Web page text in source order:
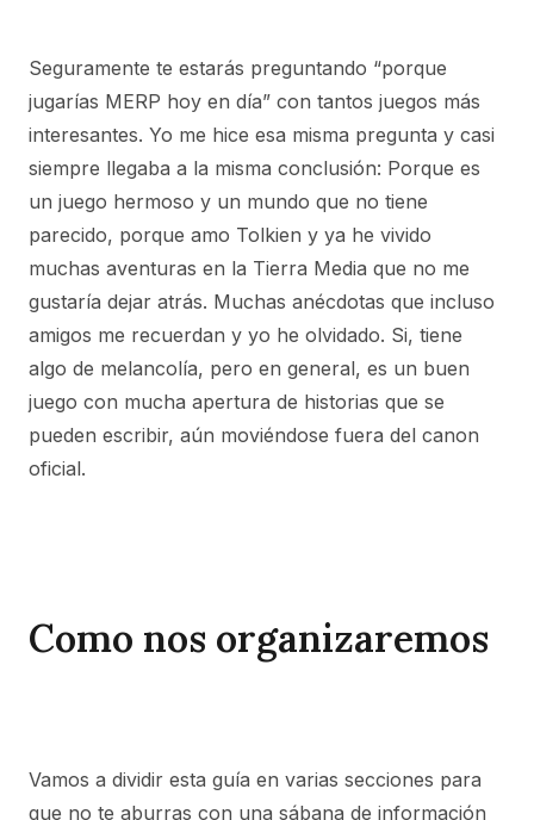
Seguramente te estarás preguntando “porque
jugarías MERP hoy en día” con tantos juegos más
interesantes. Yo me hice esa misma pregunta y casi
siempre llegaba a la misma conclusión: Porque es
un juego hermoso y un mundo que no tiene
parecido, porque amo Tolkien y ya he vivido
muchas aventuras en la Tierra Media que no me
gustaría dejar atrás. Muchas anécdotas que incluso
amigos me recuerdan y yo he olvidado. Si, tiene
algo de melancolía, pero en general, es un buen
juego con mucha apertura de historias que se
pueden escribir, aún moviéndose fuera del canon
oficial.
Como nos organizaremos
Vamos a dividir esta guía en varias secciones para
que no te aburras con una sábana de información